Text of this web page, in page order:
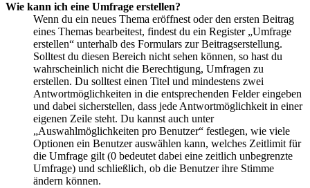
Wie kann ich eine Umfrage erstellen?
Wenn du ein neues Thema eröffnest oder den ersten Beitrag
eines Themas bearbeitest, findest du ein Register „Umfrage
erstellen“ unterhalb des Formulars zur Beitragserstellung.
Solltest du diesen Bereich nicht sehen können, so hast du
wahrscheinlich nicht die Berechtigung, Umfragen zu
erstellen. Du solltest einen Titel und mindestens zwei
Antwortmöglichkeiten in die entsprechenden Felder eingeben
und dabei sicherstellen, dass jede Antwortmöglichkeit in einer
eigenen Zeile steht. Du kannst auch unter
„Auswahlmöglichkeiten pro Benutzer“ festlegen, wie viele
Optionen ein Benutzer auswählen kann, welches Zeitlimit für
die Umfrage gilt (0 bedeutet dabei eine zeitlich unbegrenzte
Umfrage) und schließlich, ob die Benutzer ihre Stimme
ändern können.